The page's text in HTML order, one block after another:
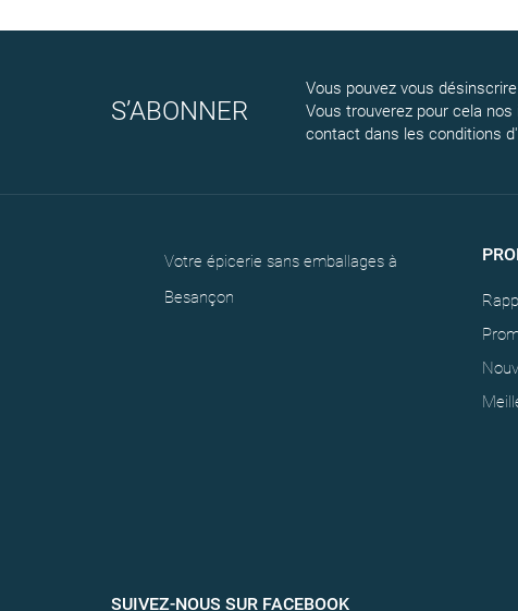
S’ABONNER
Vous pouvez vous
Vous trouverez pour cela
contact dans les conditions
Votre épicerie sans emballages à
Besançon
SUIVEZ-NOUS SUR FACEBOOK